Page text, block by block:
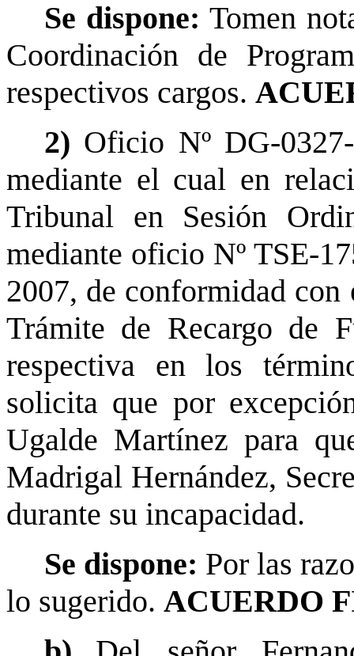
Se dispone:Tomen
Coordinación de
respectivos cargos.
2) Oficio Nº DG-
mediante el cual en
Tribunal en Sesión
mediante oficio Nº TSE-
2007, de conformidad
Trámite de Recargo de
respectiva en los
solicita que por
Ugalde Martínez para
Madrigal Hernández,
durante su incapacidad.
Se dispone: Por las
lo sugerido. ACUERDO